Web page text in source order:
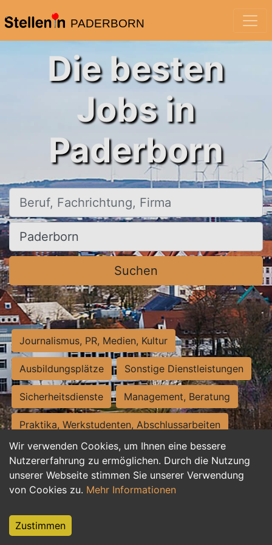
PADERBORN
Wir verwenden Cookies, um Ihnen eine bessere
Nutzererfahrung zu ermöglichen. Durch die Nutzung
unserer Webseite stimmen Sie unserer Verwendung
von Cookies zu. Mehr Informationen
Zustimmen
Die besten
Jobs in
Paderborn
Beruf, Fachrichtung, Firma
Ort, Stadt
Suchen
Journalismus, PR, Medien, Kultur
Ausbildungsplätze Sonstige Dienstleistungen
Sicherheitsdienste Management, Beratung
Praktika, Werkstudenten, Abschlussarbeiten
Personalwesen Assistenz, Sekretariat
Hilfskräfte, Aushilfs- und Nebenjobs
Weiterbildung, Studium, duale Ausbildung